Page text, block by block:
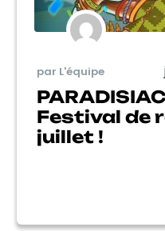
par L'équipe
Festival de
juillet !